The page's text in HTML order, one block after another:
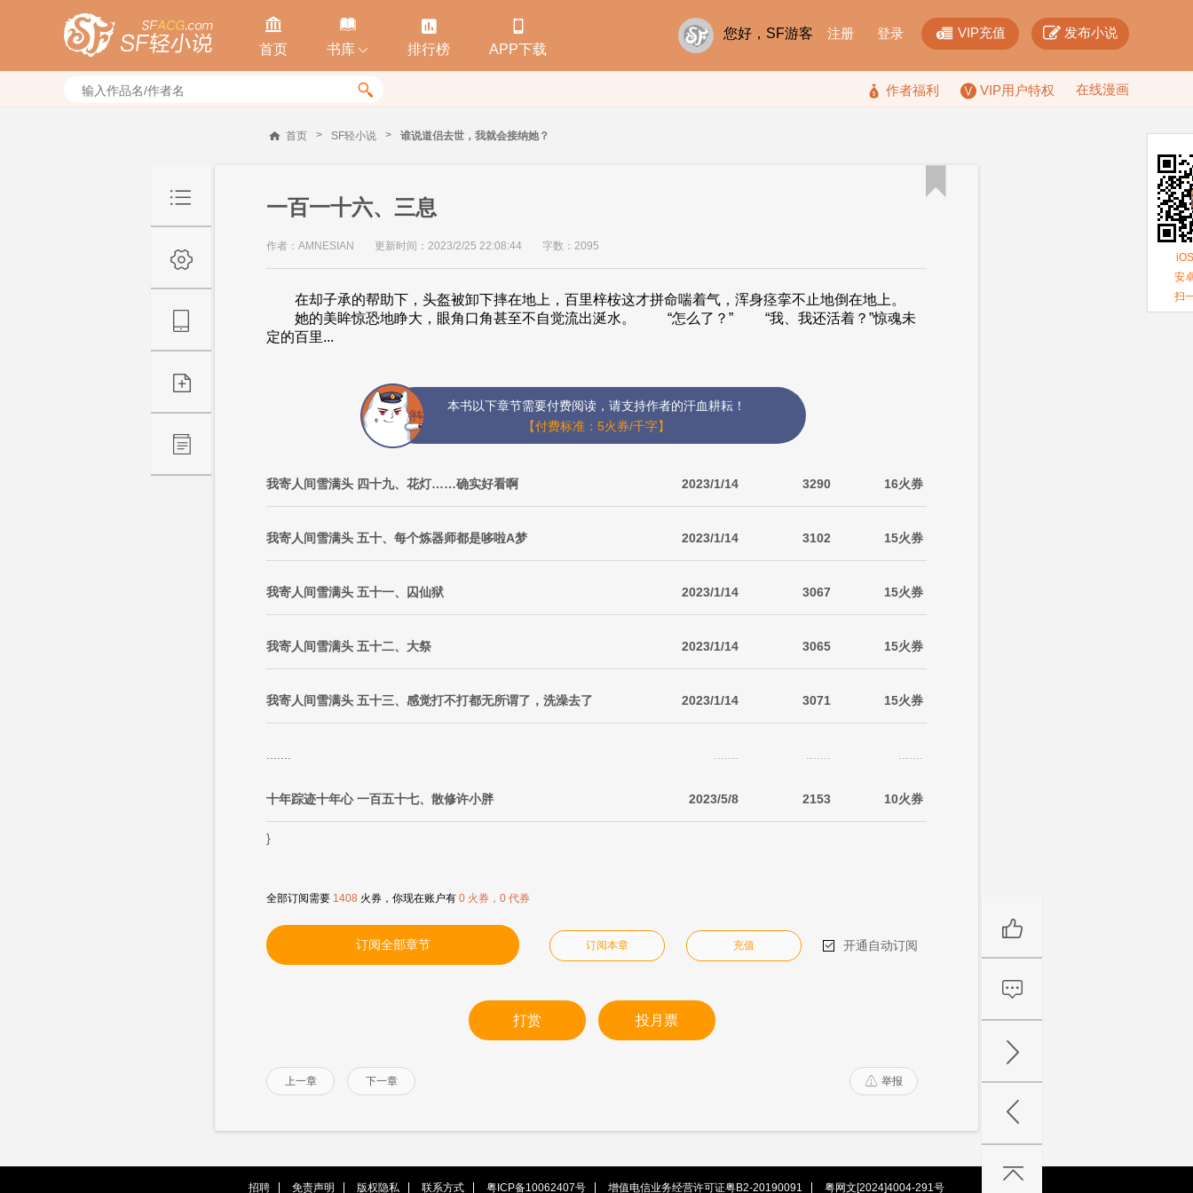

首页

书库 

排行榜

APP下载
您好，SF游客 注册 登录  VIP充值  发布小说
  作者福利 VIP用户特权 在线漫画
首页 > SF轻小说 > 谁说道侣去世，我就会接纳她？
一百一十六、三息
作者：AMNESIAN 更新时间：2023/2/25 22:08:44 字数：2095
在却子承的帮助下，头盔被卸下摔在地上，百里梓桉这才拼命喘着气，浑身痉挛不止地倒在地上。
她的美眸惊恐地睁大，眼角口角甚至不自觉流出涎水。 “怎么了？” “我、我还活着？”惊魂未
定的百里...
本书以下章节需要付费阅读，请支持作者的汗血耕耘！
【付费标准：5火券/千字】
我寄人间雪满头 四十九、花灯……确实好看啊 2023/1/14 3290 16火券
我寄人间雪满头 五十、每个炼器师都是哆啦A梦 2023/1/14 3102 15火券
我寄人间雪满头 五十一、囚仙狱 2023/1/14 3067 15火券
我寄人间雪满头 五十二、大祭 2023/1/14 3065 15火券
我寄人间雪满头 五十三、感觉打不打都无所谓了，洗澡去了 2023/1/14 3071 15火券
十年踪迹十年心 一百五十七、散修许小胖 2023/5/8 2153 10火券
}
全部订阅需要 1408 火券，你现在账户有 0 火券，0 代券
订阅全部章节 订阅本章 充值  开通自动订阅
打赏 投月票
上一章 下一章  举报

招聘 免责声明 版权隐私 联系方式 粤ICP备10062407号 增值电信业务经营许可证粤B2-20190091 粤网文[2024]4004-291号
安
扫